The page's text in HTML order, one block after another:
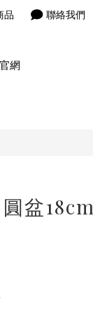
品 聯絡我們
網
盆18cm